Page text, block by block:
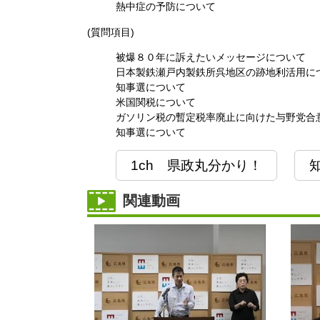
熱中症の予防について
(質問項目)
被爆８０年に訴えたいメッセージについて
日本製鉄瀬戸内製鉄所呉地区の跡地利活用に
知事選について
米国関税について
ガソリン税の暫定税率廃止に向けた与野党合
知事選について
1ch 県政丸分かり！
関連動画